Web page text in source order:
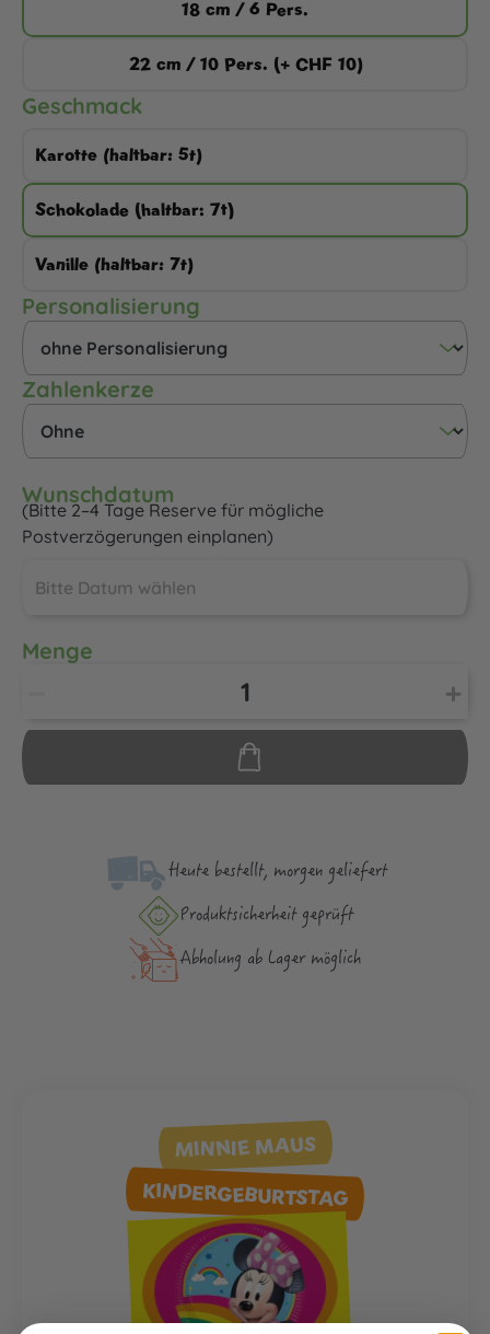
18 cm / 6 Pers.
22 cm / 10 Pers. (+ CHF 10)
Geschmackauswählen
Karotte (haltbar: 5t)
Schokolade (haltbar: 7t)
Vanille (haltbar: 7t)
Personalisierung
Zahlenkerze
Wunschdatum
(Bitte 2–4 Tage Reserve für mögliche
Postverzögerungen einplanen)
Menge
Heute bestellt, morgen geliefert
Produktsicher­heit geprüft
Abholung ab Lager möglich
MINNIE MAUS
KINDERGEBURTSTAG